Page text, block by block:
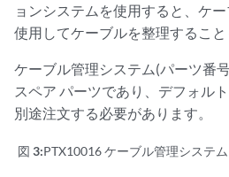
ョンシステムを使用すると、ケ
使用してケーブルを整理すること
ケーブル管理システム(パーツ番
スペア パーツであり、デフォル
別途注文する必要があります。
図 3:PTX10016 ケーブル管理システム